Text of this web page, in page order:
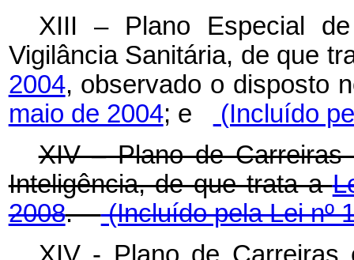
XIII – Plano Especial
Vigilância Sanitária, de que
2004, observado o disposto
maio de 2004; e
(Incluído
XIV – Plano de
Inteligência, de que trata a
2008.(Incluído pela Lei nº
XIV - Plano de Carreiras